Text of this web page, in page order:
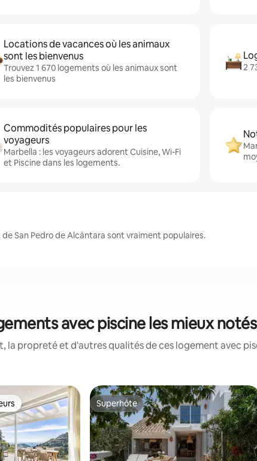
Locations de vacances où les animaux
sont les bienvenus
Trouvez 1 670 logements où les animaux sont
les bienvenus
2
Commodités populaires pour les
voyageurs
Marbella : les voyageurs adorent Cuisine, Wi-Fi
et Piscine dans les logements.
San Pedro de Alcántara sont vraiment populaires.
avec piscine les mieux notés
la propreté et d'autres qualités de ces logement avec
Superhôte
Superhôte